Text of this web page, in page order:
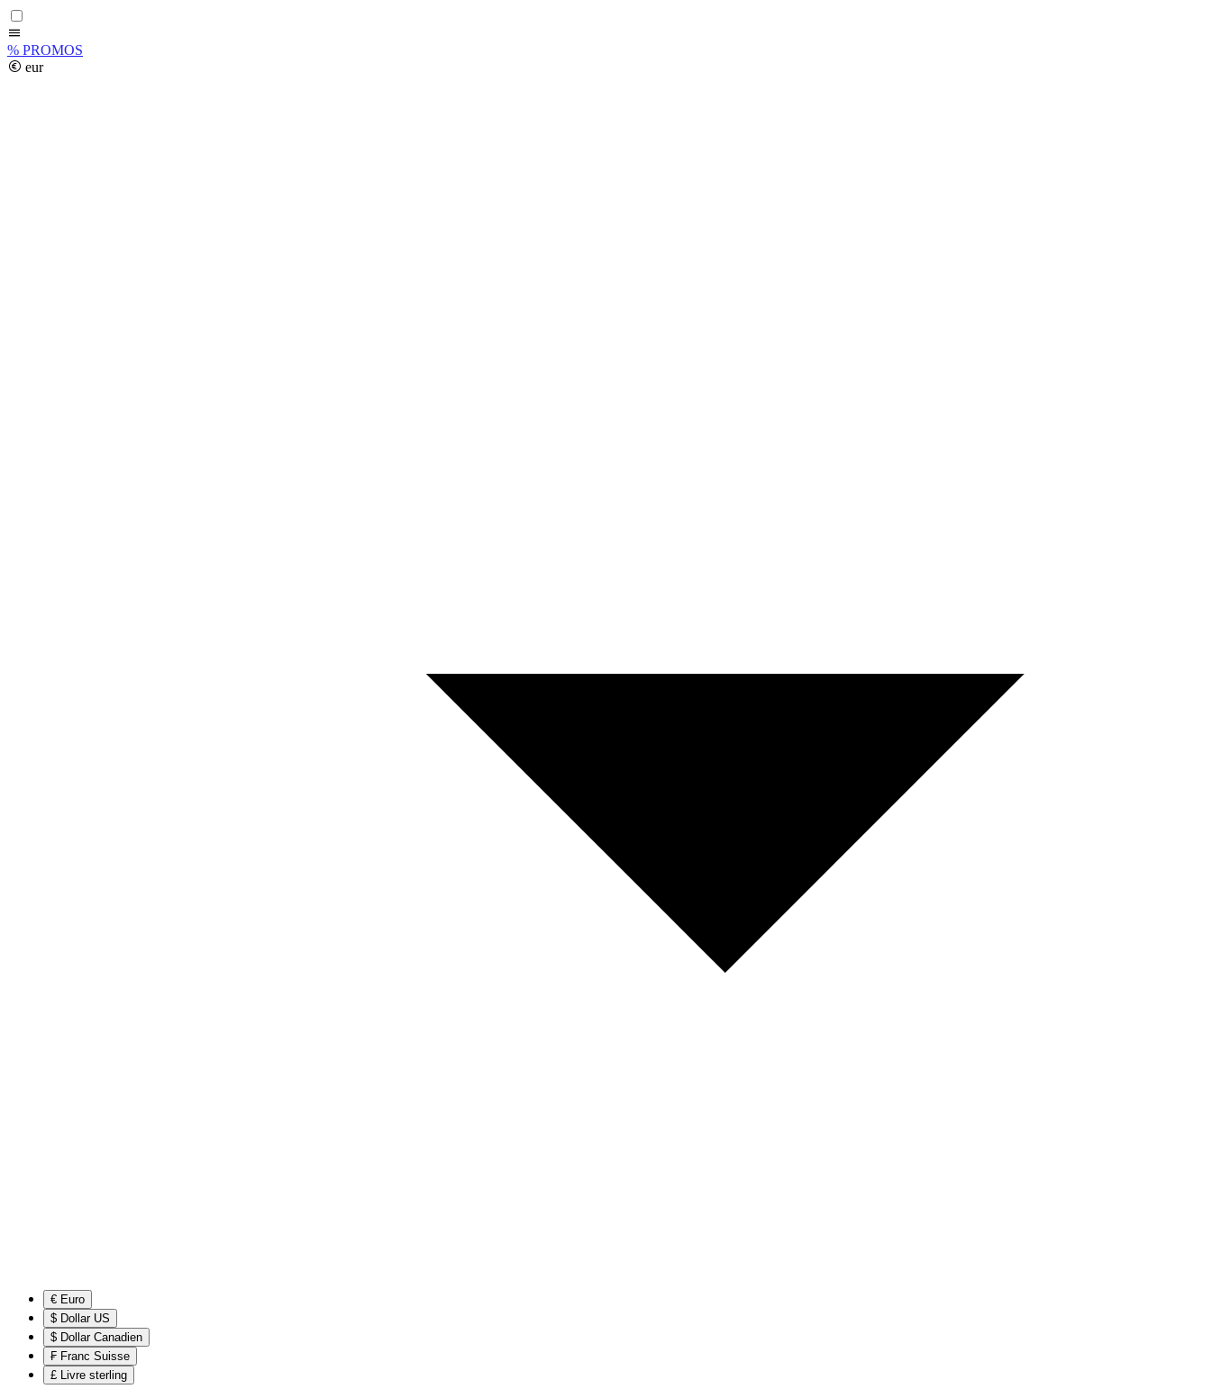
% PROMOS
eur
€ Euro
$ Dollar US
$ Dollar Canadien
₣ Franc Suisse
£ Livre sterling